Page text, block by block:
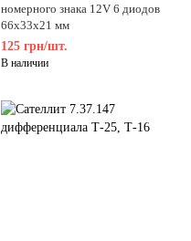
номерного знака 12V 6 диодов
66х33х21 мм
125 грн/шт.
В наличии